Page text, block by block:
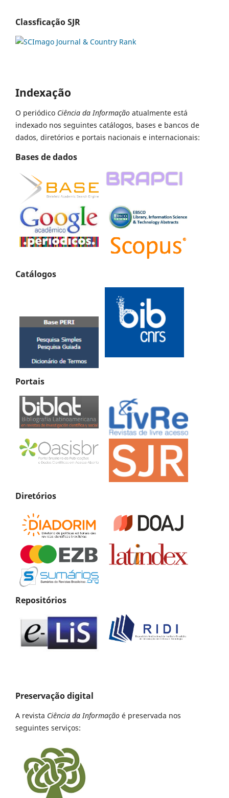
Classficação SJR
Indexação
O periódico Ciência da Informação atualmente está
indexado nos seguintes catálogos, bases e bancos de
dados, diretórios e portais nacionais e internacionais:
Bases de dados
Catálogos
Portais
Diretórios
Repositórios
Preservação digital
A revista Ciência da Informação é preservada nos
seguintes serviços: